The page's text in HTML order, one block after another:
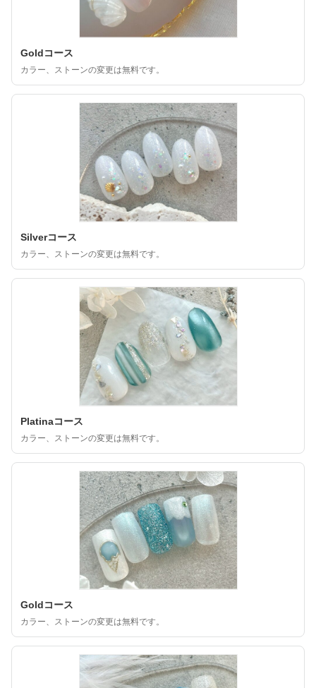
Goldコース
カラー、ストーンの変更は無料です。
Silverコース
カラー、ストーンの変更は無料です。
Platinaコース
カラー、ストーンの変更は無料です。
Goldコース
カラー、ストーンの変更は無料です。